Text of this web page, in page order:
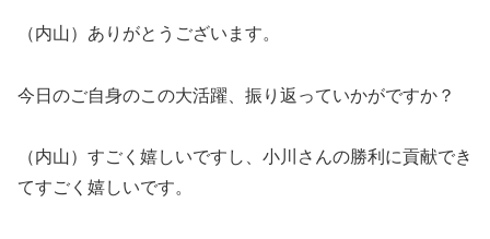
（内山）ありがとうございます。
今日のご自身のこの大活躍、振り返っていかがですか？
（内山）すごく嬉しいですし、小川さんの勝利に貢献でき
てすごく嬉しいです。